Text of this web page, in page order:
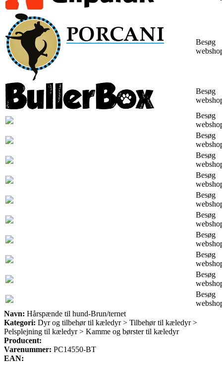
Besøg
Besøg
Besøg
Besøg
Besøg
Besøg
Besøg
Besøg
Besøg
Besøg
Besøg
Besøg
Navn: Hårspænde til hund-Brun/ternet
Kategori: Dyr og tilbehør til kæledyr > Tilbehør til kæledyr >
Pelsplejning til kæledyr > Kamme og børster til kæledyr
Producent:
Varenummer: PC14550-BT
EAN: